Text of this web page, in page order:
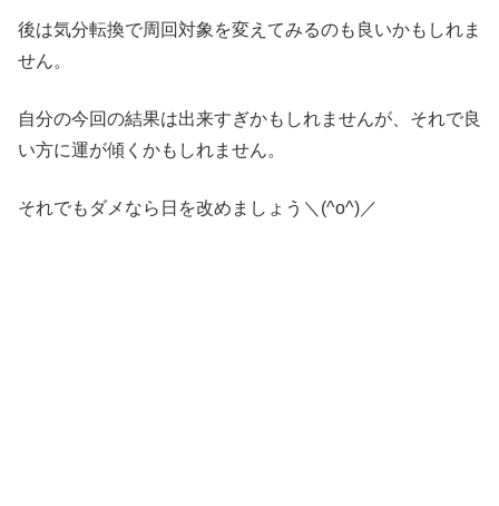
後は気分転換で周回対象を変えてみるのも良いかもしれま
せん。
自分の今回の結果は出来すぎかもしれませんが、それで良
い方に運が傾くかもしれません。
それでもダメなら日を改めましょう＼(^o^)／